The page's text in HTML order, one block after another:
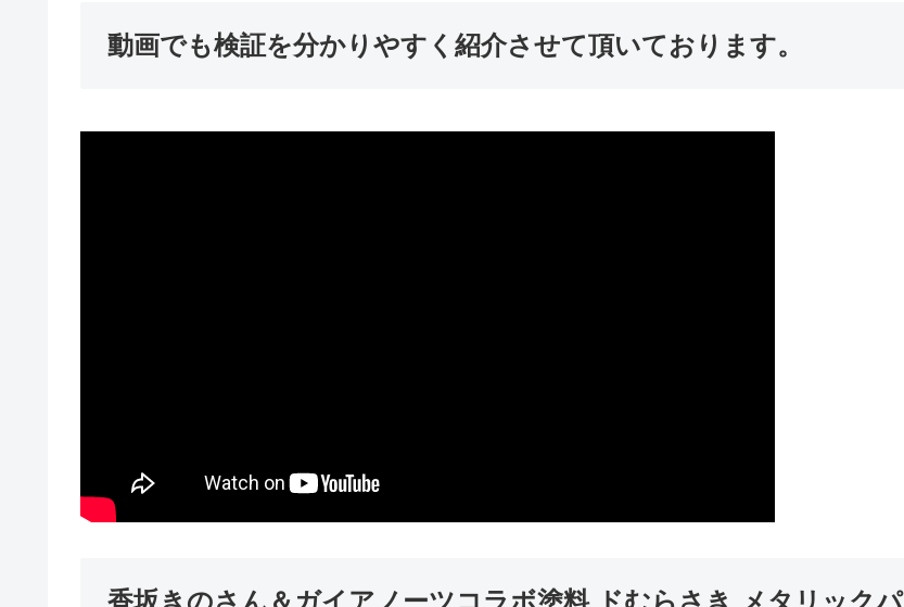
動画でも検証を分かりやすく紹介させて頂いております。
香坂きのさん＆ガイアノーツコラボ塗料 ドむらさき メタリックパ